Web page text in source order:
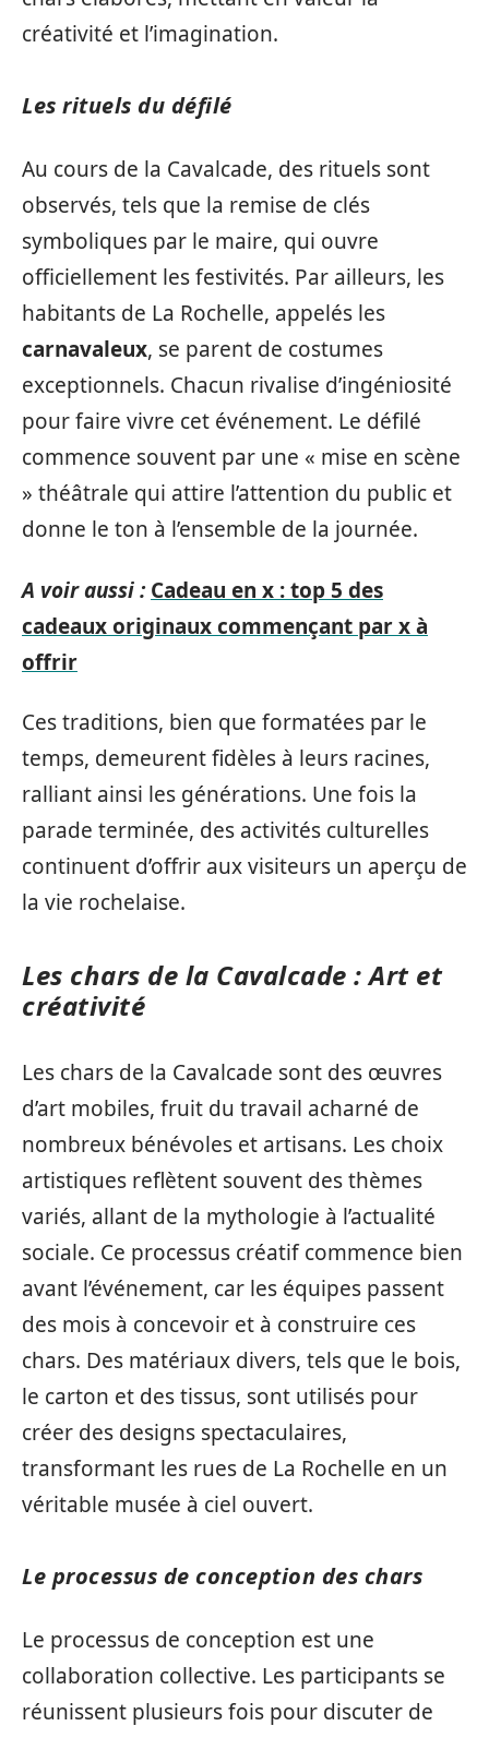
créativité et l’imagination.
Les rituels du défilé
Au cours de la Cavalcade, des rituels sont
observés, tels que la remise de clés
symboliques par le maire, qui ouvre
officiellement les festivités. Par ailleurs, les
habitants de La Rochelle, appelés les
carnavaleux, se parent de costumes
exceptionnels. Chacun rivalise d’ingéniosité
pour faire vivre cet événement. Le défilé
commence souvent par une « mise en scène
» théâtrale qui attire l’attention du public et
donne le ton à l’ensemble de la journée.
A voir aussi : Cadeau en x : top 5 des
cadeaux originaux commençant par x à
offrir
Ces traditions, bien que formatées par le
temps, demeurent fidèles à leurs racines,
ralliant ainsi les générations. Une fois la
parade terminée, des activités culturelles
continuent d’offrir aux visiteurs un aperçu de
la vie rochelaise.
Les chars de la Cavalcade : Art et
créativité
Les chars de la Cavalcade sont des œuvres
d’art mobiles, fruit du travail acharné de
nombreux bénévoles et artisans. Les choix
artistiques reflètent souvent des thèmes
variés, allant de la mythologie à l’actualité
sociale. Ce processus créatif commence bien
avant l’événement, car les équipes passent
des mois à concevoir et à construire ces
chars. Des matériaux divers, tels que le bois,
le carton et des tissus, sont utilisés pour
créer des designs spectaculaires,
transformant les rues de La Rochelle en un
véritable musée à ciel ouvert.
Le processus de conception des chars
Le processus de conception est une
collaboration collective. Les participants se
réunissent plusieurs fois pour discuter de